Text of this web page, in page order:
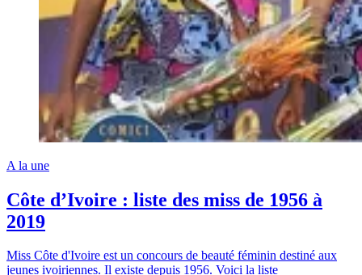
A la une
Côte d’Ivoire : liste des miss de 1956 à
2019
Miss Côte d'Ivoire est un concours de beauté féminin destiné aux
jeunes ivoiriennes. Il existe depuis 1956. Voici la liste